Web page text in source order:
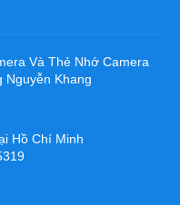
Và Thẻ Nhớ Camera
Nguyễn Khang
Hồ Chí Minh